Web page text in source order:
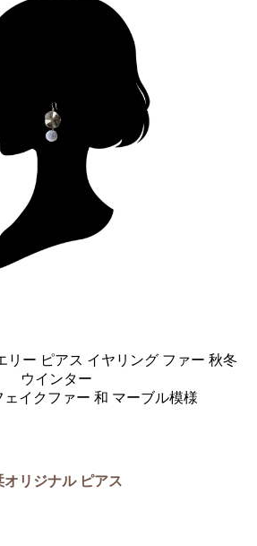
リー ピアス イヤリング ファー 秋冬
ウインター
ェイクファー 和 マーブル模様
オリジナル ピアス